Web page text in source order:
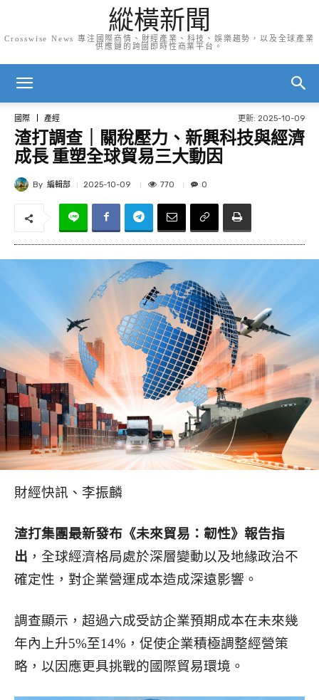
縱橫新聞
Crosswise News 專注國際商情、財經產業、科技、娛樂趨勢，以及全球產業
供應鏈的跨國即時性商業平台。
國際 產經 更新: 2025-10-09
渣打調查｜關稅壓力、新興科技與經濟
成長 重塑全球貿易三大動因
By 編輯部 2025-10-09 770 0
財經快訊、李振麟
渣打集團最新發布《未來貿易：韌性》報告指
出 ，全球經濟格局處於深層變動以及地緣政治不
確定性，對企業營運成本造成深遠影響。
調查顯示，超過六成受訪企業預期成本在未來幾
年內上升5%至14%，促使企業積極調整經營策
略，以因應更具挑戰的國際貿易環境。